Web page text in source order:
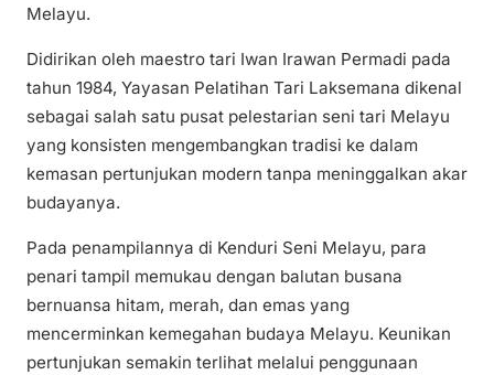
Melayu.
Didirikan oleh maestro tari Iwan Irawan Permadi pada
tahun 1984, Yayasan Pelatihan Tari Laksemana dikenal
sebagai salah satu pusat pelestarian seni tari Melayu
yang konsisten mengembangkan tradisi ke dalam
kemasan pertunjukan modern tanpa meninggalkan akar
budayanya.
Pada penampilannya di Kenduri Seni Melayu, para
penari tampil memukau dengan balutan busana
bernuansa hitam, merah, dan emas yang
mencerminkan kemegahan budaya Melayu. Keunikan
pertunjukan semakin terlihat melalui penggunaan